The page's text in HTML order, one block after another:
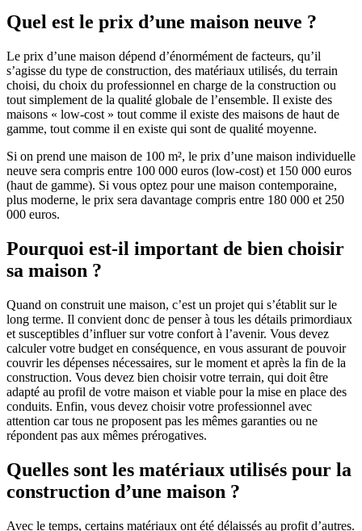
Quel est le prix d’une maison neuve ?
Le prix d’une maison dépend d’énormément de facteurs, qu’il
s’agisse du type de construction, des matériaux utilisés, du terrain
choisi, du choix du professionnel en charge de la construction ou
tout simplement de la qualité globale de l’ensemble. Il existe des
maisons « low-cost » tout comme il existe des maisons de haut de
gamme, tout comme il en existe qui sont de qualité moyenne.
Si on prend une maison de 100 m², le prix d’une maison individuelle
neuve sera compris entre 100 000 euros (low-cost) et 150 000 euros
(haut de gamme). Si vous optez pour une maison contemporaine,
plus moderne, le prix sera davantage compris entre 180 000 et 250
000 euros.
Pourquoi est-il important de bien choisir
sa maison ?
Quand on construit une maison, c’est un projet qui s’établit sur le
long terme. Il convient donc de penser à tous les détails primordiaux
et susceptibles d’influer sur votre confort à l’avenir. Vous devez
calculer votre budget en conséquence, en vous assurant de pouvoir
couvrir les dépenses nécessaires, sur le moment et après la fin de la
construction. Vous devez bien choisir votre terrain, qui doit être
adapté au profil de votre maison et viable pour la mise en place des
conduits. Enfin, vous devez choisir votre professionnel avec
attention car tous ne proposent pas les mêmes garanties ou ne
répondent pas aux mêmes prérogatives.
Quelles sont les matériaux utilisés pour la
construction d’une maison ?
Avec le temps, certains matériaux ont été délaissés au profit d’autres.